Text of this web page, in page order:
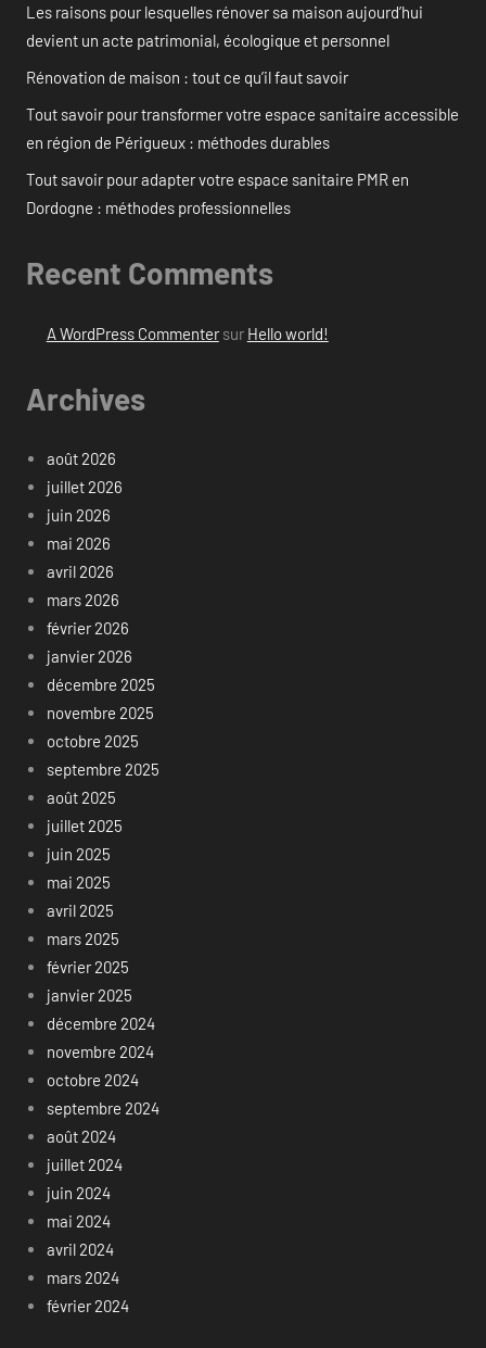
Les raisons pour lesquelles rénover sa maison aujourd’hui
devient un acte patrimonial, écologique et personnel
Rénovation de maison : tout ce qu’il faut savoir
Tout savoir pour transformer votre espace sanitaire accessible
en région de Périgueux : méthodes durables
Tout savoir pour adapter votre espace sanitaire PMR en
Dordogne : méthodes professionnelles
Recent Comments
A WordPress Commentersur Hello world!
Archives
août 2026
juillet 2026
juin 2026
mai 2026
avril 2026
mars 2026
février 2026
janvier 2026
décembre 2025
novembre 2025
octobre 2025
septembre 2025
août 2025
juillet 2025
juin 2025
mai 2025
avril 2025
mars 2025
février 2025
janvier 2025
décembre 2024
novembre 2024
octobre 2024
septembre 2024
août 2024
juillet 2024
juin 2024
mai 2024
avril 2024
mars 2024
février 2024